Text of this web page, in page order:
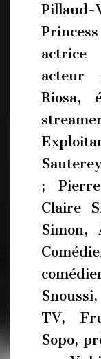
acteur
Riosa,
;
Claire
Simon,
TV,
Sopo,